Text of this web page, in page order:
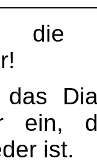
die
ein,
ist.